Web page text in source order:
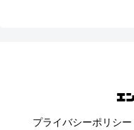
プライバシーポリシー